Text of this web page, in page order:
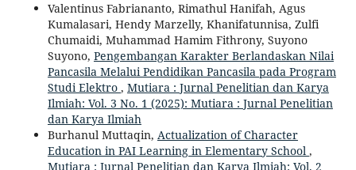
Valentinus Fabriananto, Rimathul Hanifah, Agus
Kumalasari, Hendy Marzelly, Khanifatunnisa, Zulfi
Chumaidi, Muhammad Hamim Fithrony, Suyono
Suyono, Pengembangan Karakter Berlandaskan Nilai
Pancasila Melalui Pendidikan Pancasila pada Program
Studi Elektro , Mutiara : Jurnal Penelitian dan Karya
Ilmiah: Vol. 3 No. 1 (2025): Mutiara : Jurnal Penelitian
dan Karya Ilmiah
Burhanul Muttaqin, Actualization of Character
Education in PAI Learning in Elementary School ,
Mutiara : Jurnal Penelitian dan Karya Ilmiah: Vol. 2